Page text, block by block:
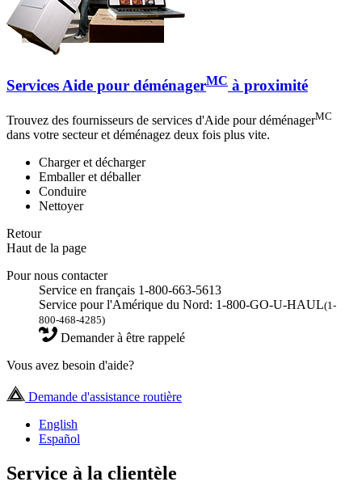
Services Aide pour déménagerMC à proximité
Trouvez des fournisseurs de services d'Aide pour déménagerMC
dans votre secteur et déménagez deux fois plus vite.
Charger et décharger
Emballer et déballer
Conduire
Nettoyer
Retour
Haut de la page
Pour nous contacter
Service en français 1-800-663-5613
Service pour l'Amérique du Nord: 1-800-GO-U-HAUL(1-
800-468-4285)
Demander à être rappelé
Vous avez besoin d'aide?
Demande d'assistance routière
English
Español
Service à la clientèle